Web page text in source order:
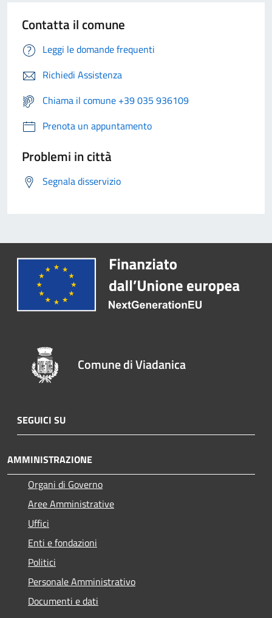
Contatta il comune
Leggi le domande frequenti
Richiedi Assistenza
Chiama il comune +39 035 936109
Prenota un appuntamento
Problemi in città
Segnala disservizio
Comune di Viadanica
SEGUICI SU
AMMINISTRAZIONE
Organi di Governo
Aree Amministrative
Uffici
Enti e fondazioni
Politici
Personale Amministrativo
Documenti e dati